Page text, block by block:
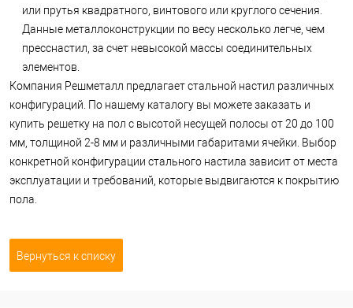
или прутья квадратного, винтового или круглого сечения.
Данные металлоконструкции по весу несколько легче, чем
пресснастил, за счет невысокой массы соединительных
элементов.
Компания Решметалл предлагает стальной настил различных
конфигураций. По нашему каталогу вы можете заказать и
купить решетку на пол с высотой несущей полосы от 20 до 100
мм, толщиной 2-8 мм и различными габаритами ячейки. Выбор
конкретной конфигурации стального настила зависит от места
эксплуатации и требований, которые выдвигаются к покрытию
пола.
Вернуться к списку